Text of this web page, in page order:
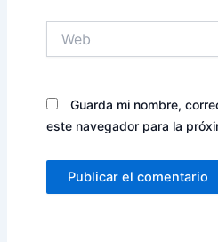
Guarda mi nombre,
este navegador para la